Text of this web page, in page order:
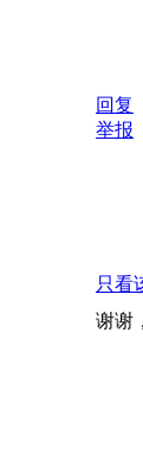
回复
举报
只看
谢谢